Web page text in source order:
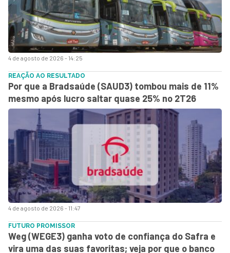
4 de agosto de 2026 - 14:25
4 de agosto de 2026 - 11:47
REAÇÃO AO RESULTADO
Por que a Bradsaúde (SAUD3) tombou mais de 11%
mesmo após lucro saltar quase 25% no 2T26
FUTURO PROMISSOR
Weg (WEGE3) ganha voto de confiança do Safra e
vira uma das suas favoritas; veja por que o banco